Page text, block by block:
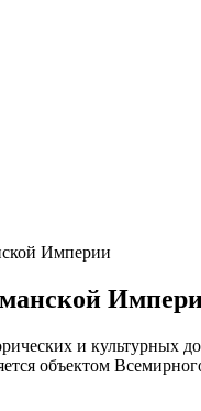
Империи
и культурных
объектом